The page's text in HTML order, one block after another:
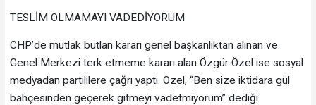
TESLİM OLMAMAYI VADEDİYORUM
CHP’de mutlak butlan kararı genel başkanlıktan alınan ve
Genel Merkezi terk etmeme kararı alan Özgür Özel ise sosyal
medyadan partililere çağrı yaptı. Özel, “Ben size iktidara gül
bahçesinden geçerek gitmeyi vadetmiyorum” dediği